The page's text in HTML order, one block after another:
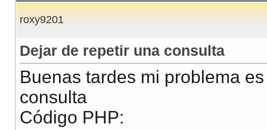
roxy9201
Dejar de repetir una consulta
Buenas tardes mi problema
consulta
Código PHP: